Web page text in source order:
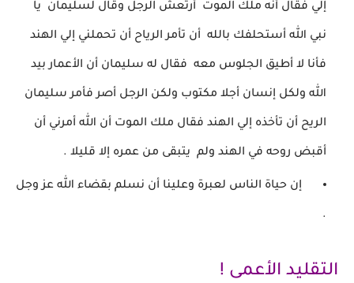
إلي فقال أنه ملك الموت أرتعش الرجل وقال لسليمان يا
نبي الله أستحلفك بالله أن تأمر الرياح أن تحملني إلي الهند
فأنا لا أطيق الجلوس معه فقال له سليمان أن الأعمار بيد
الله ولكل إنسان أجلا مكتوب ولكن الرجل أصر فأمر سليمان
الريح أن تأخذه إلي الهند فقال ملك الموت أن الله أمرني أن
أقبض روحه في الهند ولم يتبقى من عمره إلا قليلا .
إن حياة الناس لعبرة وعلينا أن نسلم بقضاء الله عز وجل
.
التقليد الأعمى !